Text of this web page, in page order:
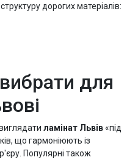
дорогих матеріалів:
для
ламінат Львів«під
що гармоніюють із
Популярні також